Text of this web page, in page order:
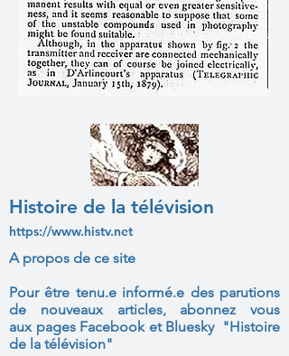
Histoire de la télévision
https://www.histv.net
A propos de ce site
Pour être tenu.e informé.e des parutions
de nouveaux articles, abonnez vous
aux pages Facebook et Bluesky "Histoire
de la télévision"